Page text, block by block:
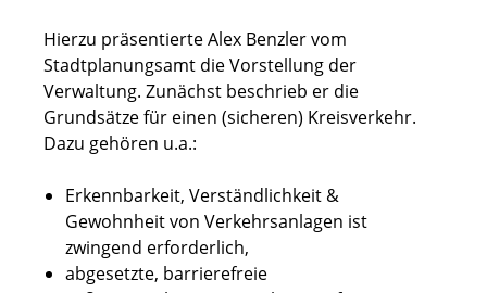
Hierzu präsentierte Alex Benzler vom
Stadtplanungsamt die Vorstellung der
Verwaltung. Zunächst beschrieb er die
Grundsätze für einen (sicheren) Kreisverkehr.
Dazu gehören u.a.:
Erkennbarkeit, Verständlichkeit &
Gewohnheit von Verkehrsanlagen ist
zwingend erforderlich,
abgesetzte, barrierefreie